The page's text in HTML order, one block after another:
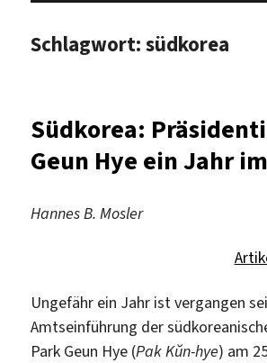
Schlagwort:südkorea
Südkorea:
Geun Hye ein Jahr
Hannes B. Mosler
Ungefähr ein Jahr ist vergangen
Amtseinführung der
Park Geun Hye (Pak Kŭn-hye) am